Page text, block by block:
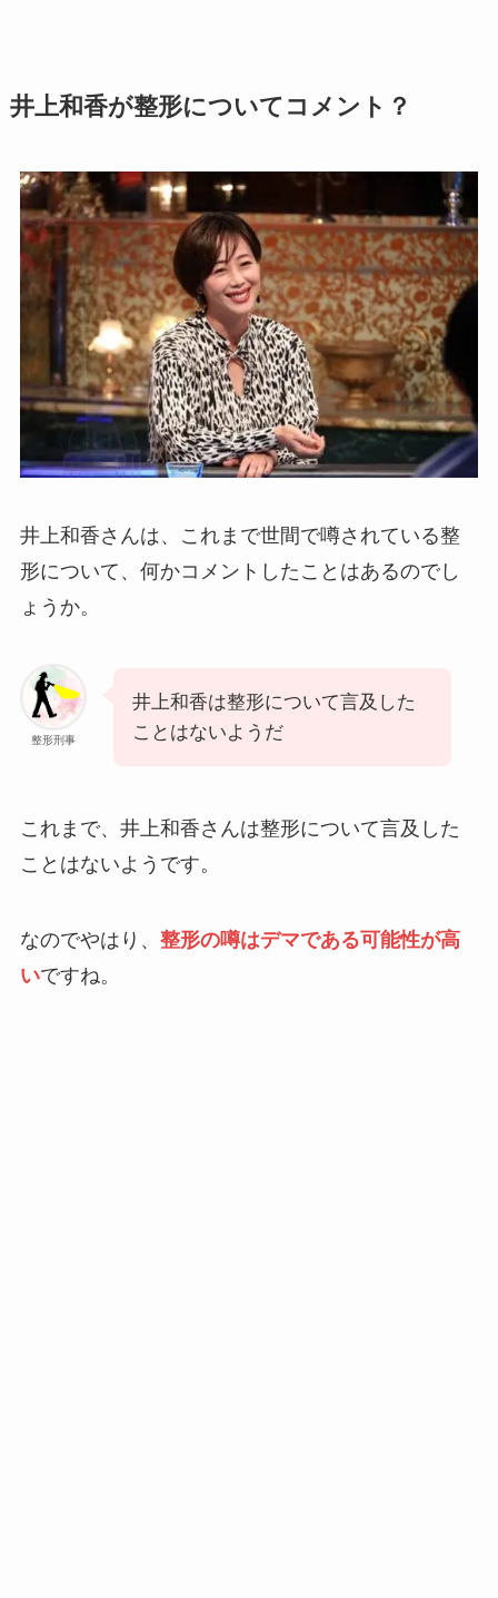
井上和香が整形についてコメント？
井上和香さんは、これまで世間で噂されている整
形について、何かコメントしたことはあるのでし
ょうか。
整形刑事
井上和香は整形について言及した
ことはないようだ
これまで、井上和香さんは整形について言及した
ことはないようです。
なのでやはり、 整形の噂はデマである可能性が高
いですね。